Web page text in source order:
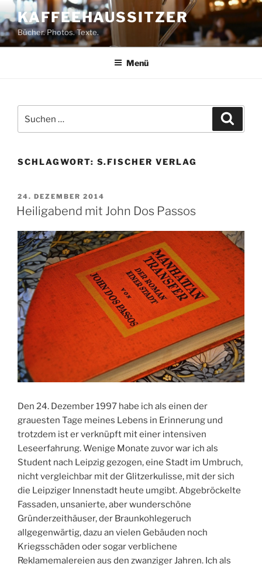
Zum
Inhalt
springen
KAFFEEHAUSSITZER
Bücher. Photos. Texte.
Menü
nach:
SCHLAGWORT: S.FISCHER VERLAG
VERÖFFENTLICHT
AM
24. DEZEMBER 2014
Heiligabend mit John Dos Passos
Den 24. Dezember 1997 habe ich als einen der
grauesten Tage meines Lebens in Erinnerung und
trotzdem ist er verknüpft mit einer intensiven
Leseerfahrung. Wenige Monate zuvor war ich als
Student nach Leipzig gezogen, eine Stadt im Umbruch,
nicht vergleichbar mit der Glitzerkulisse, mit der sich
die Leipziger Innenstadt heute umgibt. Abgebröckelte
Fassaden, unsanierte, aber wunderschöne
Gründerzeithäuser, der Braunkohlegeruch
allgegenwärtig, dazu an vielen Gebäuden noch
Kriegsschäden oder sogar verblichene
Reklamemalereien aus den zwanziger Jahren. Ich als